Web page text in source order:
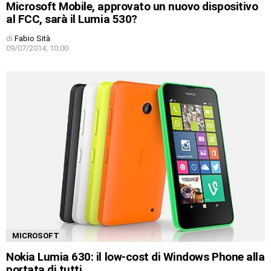
Microsoft Mobile, approvato un nuovo dispositivo
al FCC, sarà il Lumia 530?
di Fabio Sità
09/07/2014, 10:00
MICROSOFT
Nokia Lumia 630: il low-cost di Windows Phone alla